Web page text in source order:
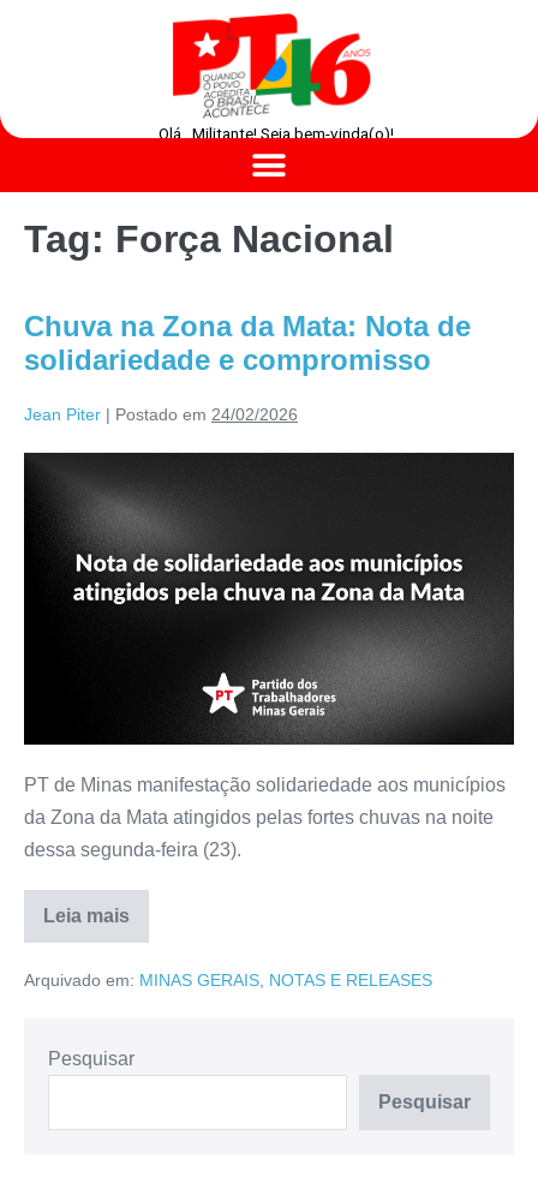
Olá , Militante! Seja bem-vinda(o)!
Tag: Força Nacional
Chuva na Zona da Mata: Nota de
solidariedade e compromisso
Jean Piter | Postado em 24/02/2026
PT de Minas manifestação solidariedade aos municípios
da Zona da Mata atingidos pelas fortes chuvas na noite
dessa segunda-feira (23).
Leia mais
Arquivado em: MINAS GERAIS NOTAS E RELEASES
Pesquisar
Pesquisar